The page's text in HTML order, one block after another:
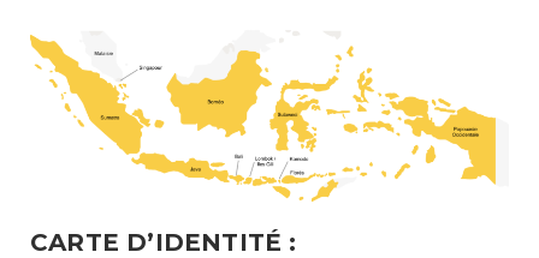
CARTE D’IDENTITÉ :